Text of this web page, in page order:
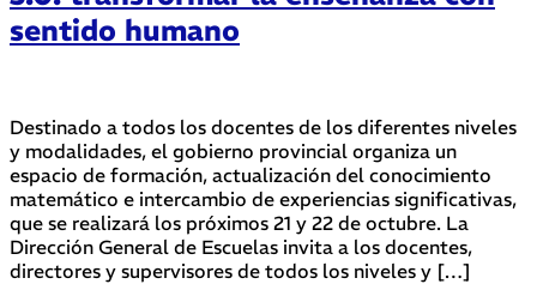
sentido humano
Destinado a todos los docentes de los diferentes niveles
y modalidades, el gobierno provincial organiza un
espacio de formación, actualización del conocimiento
matemático e intercambio de experiencias significativas,
que se realizará los próximos 21 y 22 de octubre. La
Dirección General de Escuelas invita a los docentes,
directores y supervisores de todos los niveles y […]